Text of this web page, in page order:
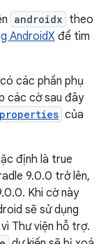
androidx theo
AndroidX để tìm
các phần phụ
các cờ sau đây
của
định là true
9.0.0 trở lên,
Khi cờ này
sẽ sử dụng
Thư viện hỗ trợ.